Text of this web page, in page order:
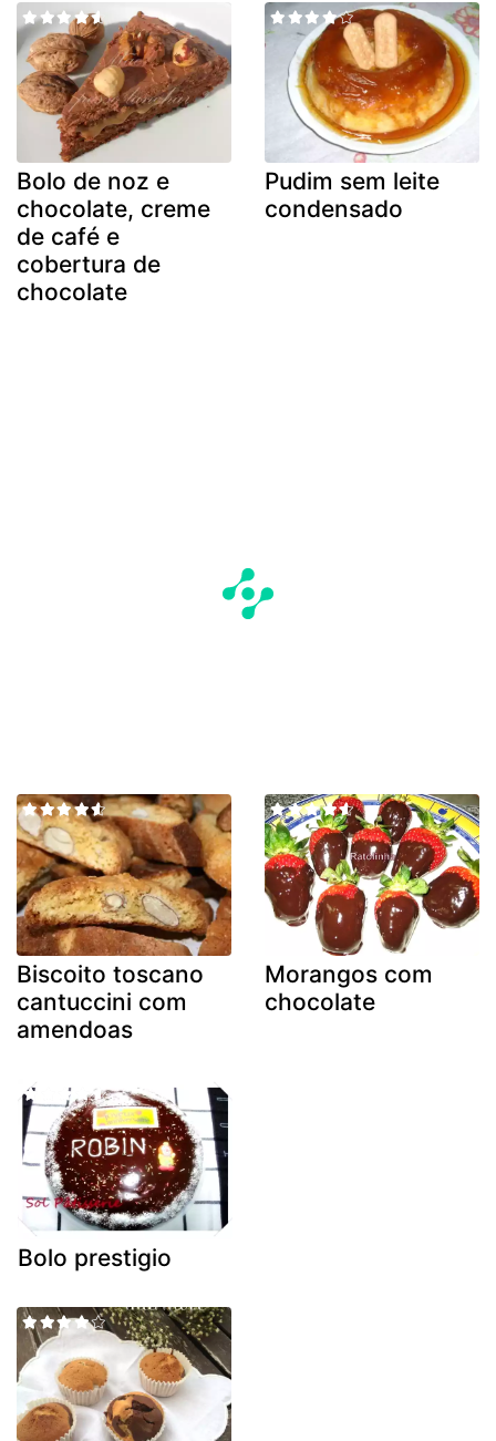
Bolo de noz e
chocolate, creme
de café e
cobertura de
chocolate
Pudim sem leite
condensado
Biscoito toscano
cantuccini com
amendoas
Morangos com
chocolate
Bolo prestigio